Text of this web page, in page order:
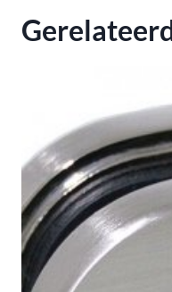
satin